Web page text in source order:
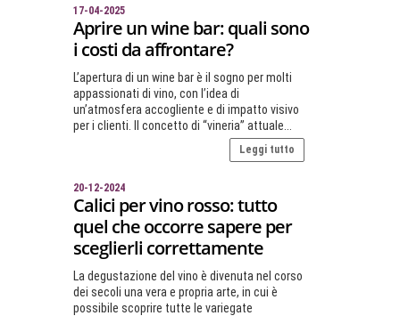
17-04-2025
Aprire un wine bar: quali sono
i costi da affrontare?
L’apertura di un wine bar è il sogno per molti
appassionati di vino, con l’idea di
un’atmosfera accogliente e di impatto visivo
per i clienti. Il concetto di “vineria” attuale...
Leggi tutto
20-12-2024
Calici per vino rosso: tutto
quel che occorre sapere per
sceglierli correttamente
La degustazione del vino è divenuta nel corso
dei secoli una vera e propria arte, in cui è
possibile scoprire tutte le variegate